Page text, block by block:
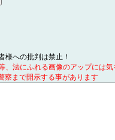
様への批判は禁止！
、法にふれる画像のアップには
察まで開示する事があります